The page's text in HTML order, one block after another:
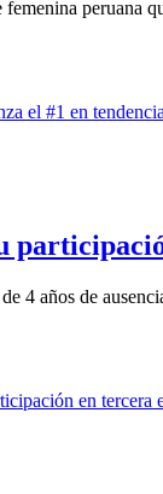
peruana
4 años de